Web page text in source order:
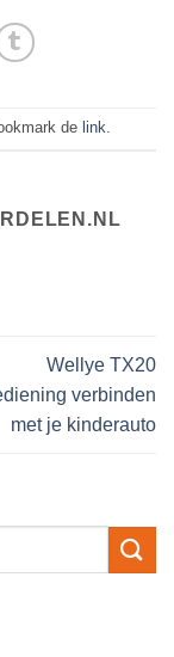
de link
Wellye TX20
verbinden
met je kinderauto